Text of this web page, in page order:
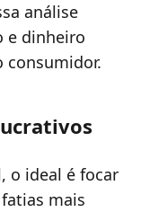
análise
e dinheiro
consumidor.
o ideal é focar
mais